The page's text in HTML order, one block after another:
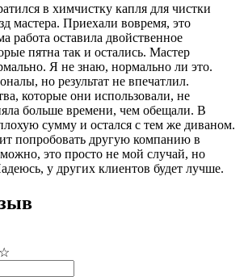
в химчистку капля для чистки
мастера. Приехали вовремя, это
работа оставила двойственное
пятна так и остались. Мастер
Я не знаю, нормально ли это.
но результат не впечатлил.
которые они использовали, не
больше времени, чем обещали. В
сумму и остался с тем же диваном.
попробовать другую компанию в
это просто не мой случай, но
у других клиентов будет лучше.